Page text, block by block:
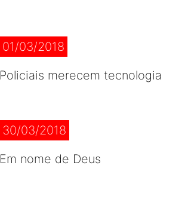
01/03/2018
Policiais merecem tecnologia
30/03/2018
Em nome de Deus